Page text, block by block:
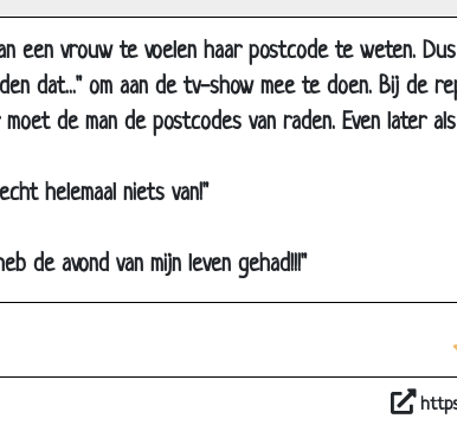
een vrouw te voelen haar postcode te weten.
dat..." om aan de tv-show mee te doen. Bij de
de man de postcodes van raden. Even later
helemaal niets van!"
de avond van mijn leven gehad!!!"